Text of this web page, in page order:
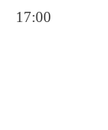
17:00